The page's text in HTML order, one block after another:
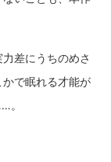
差にうちのめさ
で眠れる才能が
。